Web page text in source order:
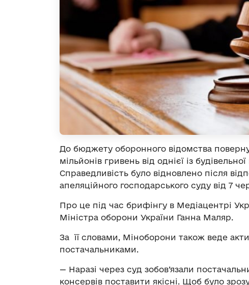
До бюджету оборонного відомства
мільйонів гривень від однієї із
Справедливість було відновлено після
апеляційного господарського суду від 7
Про це під час брифінгу в Медіацентрі
Міністра оборони України Ганна Маляр.
За її словами, Міноборони також веде
постачальниками.
— Наразі через суд зобов’язали
консервів поставити якісні. Щоб було